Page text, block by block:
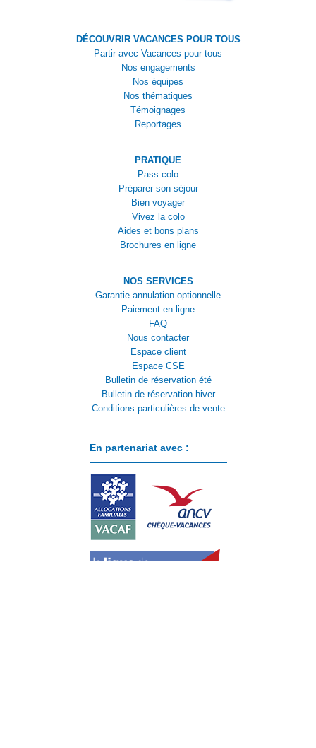
DÉCOUVRIR VACANCES POUR TOUS
Partir avec Vacances pour tous
Nos engagements
Nos équipes
Nos thématiques
Témoignages
Reportages
PRATIQUE
Pass colo
Préparer son séjour
Bien voyager
Vivez la colo
Aides et bons plans
Brochures en ligne
NOS SERVICES
Garantie annulation optionnelle
Paiement en ligne
FAQ
Nous contacter
Espace client
Espace CSE
Bulletin de réservation été
Bulletin de réservation hiver
Conditions particulières de vente
En partenariat avec :